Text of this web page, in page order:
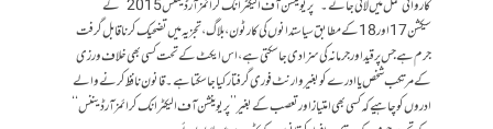
کاروائی عمل میں لائی جائے۔ ’’پریوینشن آف الیکٹرانک کرائمز آرڈیننس 2015‘‘ کے
سیکشن 17اور 18 کے مطابق سیاستدانوں کی کارٹون، بلاگ، تجزیہ میں تضحیک کرنا قابل گرفت
جرم ہے جس پر قید اور جرمانہ کی سزا دی جا سکتی ہے، اس ایکٹ کے تحت کسی بھی خلاف ورزی
کے مرتکب شخص یا ادرے کو بغیر وارنٹ فوری گرفتار کیا جاسکتا ہے۔ قانون نافظ کرنے والے
ادروں کو چاہیے کہ کسی بھی امتیاز اور تعصب کے بغیر ’’پریوینشن آف الیکٹرانک کرائمز آرڈیننس‘‘